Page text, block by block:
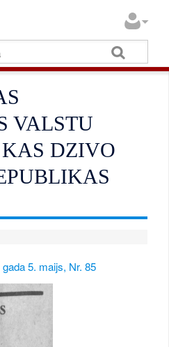
VALSTU
DZIVO
5. maijs, Nr. 85